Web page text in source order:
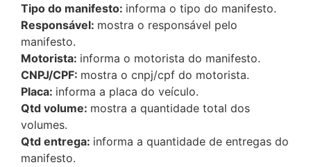
Tipo do manifesto: informa o tipo do manifesto.
Responsável: mostra o responsável pelo
manifesto.
Motorista: informa o motorista do manifesto.
CNPJ/CPF: mostra o cnpj/cpf do motorista.
Placa: informa a placa do veículo.
Qtd volume: mostra a quantidade total dos
volumes.
Qtd entrega: informa a quantidade de entregas do
manifesto.